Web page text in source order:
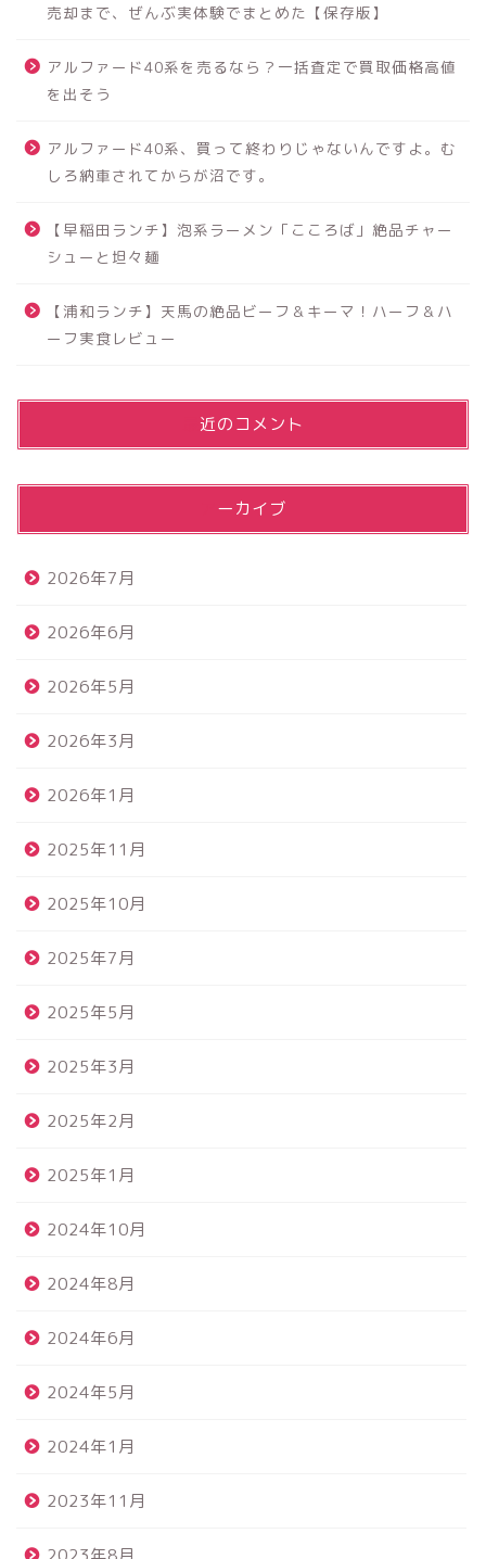
売却まで、ぜんぶ実体験でまとめた【保存版】
アルファード40系を売るなら？一括査定で買取価格高値
を出そう
アルファード40系、買って終わりじゃないんですよ。む
しろ納車されてからが沼です。
【早稲田ランチ】泡系ラーメン「こころば」絶品チャー
シューと坦々麺
【浦和ランチ】天馬の絶品ビーフ＆キーマ！ハーフ＆ハ
ーフ実食レビュー
最近のコメント
アーカイブ
2026年7月
2026年6月
2026年5月
2026年3月
2026年1月
2025年11月
2025年10月
2025年7月
2025年5月
2025年3月
2025年2月
2025年1月
2024年10月
2024年8月
2024年6月
2024年5月
2024年1月
2023年11月